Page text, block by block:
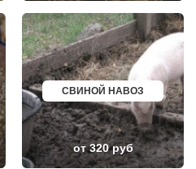
НЕВИННОМЫССК
ГОРНО АЛТАЙСК
КИНЕШМА
СЕРОВ
АЛЬМЕТЬЕВСК
ГРОЗНЫЙ
ЗЛАТОУСТ
НОВОЧЕБОКСАРСК
МИРНЫЙ
ГЕОРГИЕВСК
НОВОКУЙБЫШЕВСК
МИНЕРАЛЬНЫЕ ВОДЫ
СВИНОЙ НАВОЗ
от 320 руб